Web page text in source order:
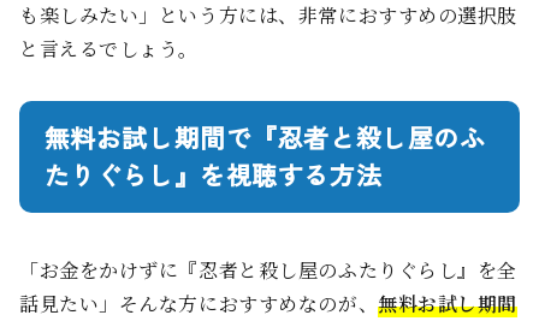
も楽しみたい」という方には、非常におすすめの選択肢
と言えるでしょう。
無料お試し期間で『忍者と殺し屋のふ
たりぐらし』を視聴する方法
「お金をかけずに『忍者と殺し屋のふたりぐらし』を全
話見たい」そんな方におすすめなのが、無料お試し期間